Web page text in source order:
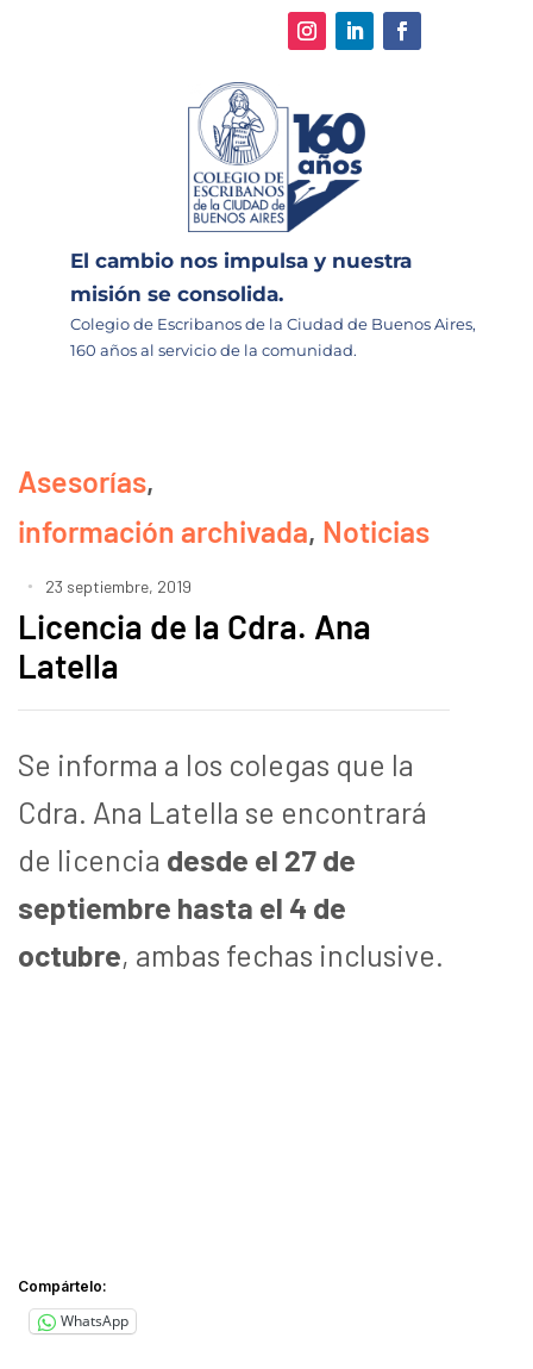
El cambio nos impulsa y nuestra
misión se consolida.
Colegio de Escribanos de la Ciudad de Buenos Aires,
160 años al servicio de la comunidad.
Asesorías,
información archivada, Noticias
23 septiembre, 2019
Licencia de la Cdra. Ana
Latella
Se informa a los colegas que la
Cdra. Ana Latella se encontrará
de licencia desde el 27 de
septiembre hasta el 4 de
octubre, ambas fechas inclusive.
Compártelo:
WhatsApp